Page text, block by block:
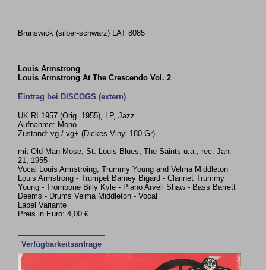
Brunswick (silber-schwarz) LAT 8085
Louis Armstrong
Louis Armstrong At The Crescendo Vol. 2
Eintrag bei DISCOGS (extern)
UK RI 1957 (Orig. 1955), LP, Jazz
Aufnahme: Mono
Zustand: vg / vg+ (Dickes Vinyl 180 Gr)
mit Old Man Mose, St. Louis Blues, The Saints u.a., rec. Jan.
21, 1955
Vocal Louis Armstroing, Trummy Young and Velma Middleton
Louis Armstrong - Trumpet Barney Bigard - Clarinet Trummy
Young - Trombone Billy Kyle - Piano Arvell Shaw - Bass Barrett
Deems - Drums Velma Middleton - Vocal
Label Variante
Preis in Euro: 4,00 €
Verfügbarkeitsanfrage